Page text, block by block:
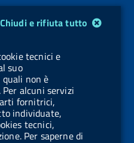
Chiudi e rifiuta tutto
tecnici e
suo
non è
alcuni servizi
fornitrici,
individuate,
tecnici,
Per saperne di